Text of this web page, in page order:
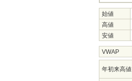
始値
高値
安値
VWAP
年初来高値